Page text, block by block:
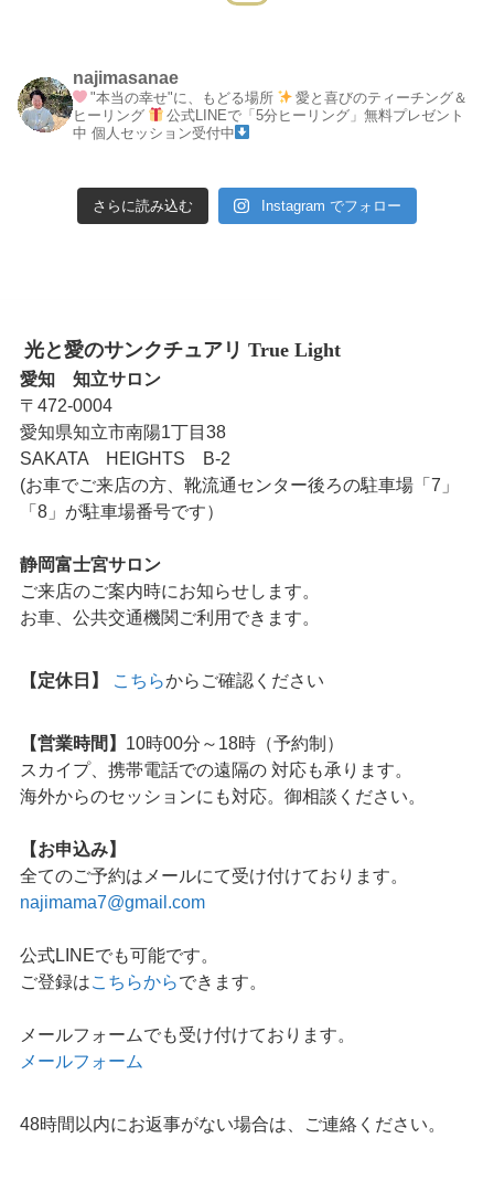
najimasanae
"本当の幸せ"に、もどる場所
愛と喜びのティーチング＆
ヒーリング
公式LINEで「5分ヒーリング」無料プレゼント
中 個人セッション受付中
さらに読み込む Instagram でフォロー
光と愛のサンクチュアリ True Light
愛知 知立サロン
〒472-0004
愛知県知立市南陽1丁目38
SAKATA HEIGHTS B-2
(お車でご来店の方、靴流通センター後ろの駐車場「7」
「8」が駐車場番号です）
静岡富士宮サロン
ご来店のご案内時にお知らせします。
お車、公共交通機関ご利用できます。
【定休日】 こちらからご確認ください
【営業時間】 10時00分～18時（予約制）
スカイプ、携帯電話での遠隔の 対応も承ります。
海外からのセッションにも対応。御相談ください。
【お申込み】
全てのご予約はメールにて受け付けております。
najimama7@gmail.com
公式LINEでも可能です。
ご登録はこちらからできます。
メールフォームでも受け付けております。
メールフォーム
48時間以内にお返事がない場合は、ご連絡ください。